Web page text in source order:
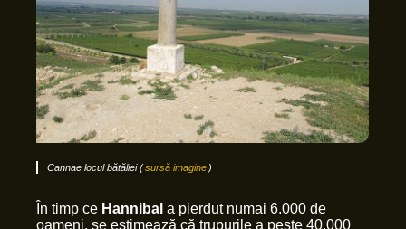
Cannae locul bătăliei (sursă imagine )
În timp ce Hannibal a pierdut numai 6.000 de
oameni, se estimează că trupurile a peste 40.000